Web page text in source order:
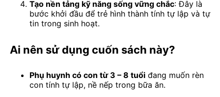
Tạo nền tảng kỹ năng sống vững chắc: Đây là
bước khởi đầu để trẻ hình thành tính tự lập và tự
tin trong sinh hoạt.
Ai nên sử dụng cuốn sách này?
Phụ huynh có con từ 3 – 8 tuổi đang muốn rèn
con tính tự lập, nề nếp trong bữa ăn.